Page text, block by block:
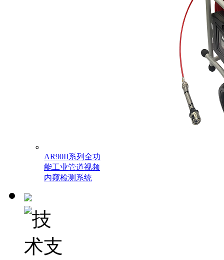
AR90II系列全功
能工业管道视频
内窥检测系统